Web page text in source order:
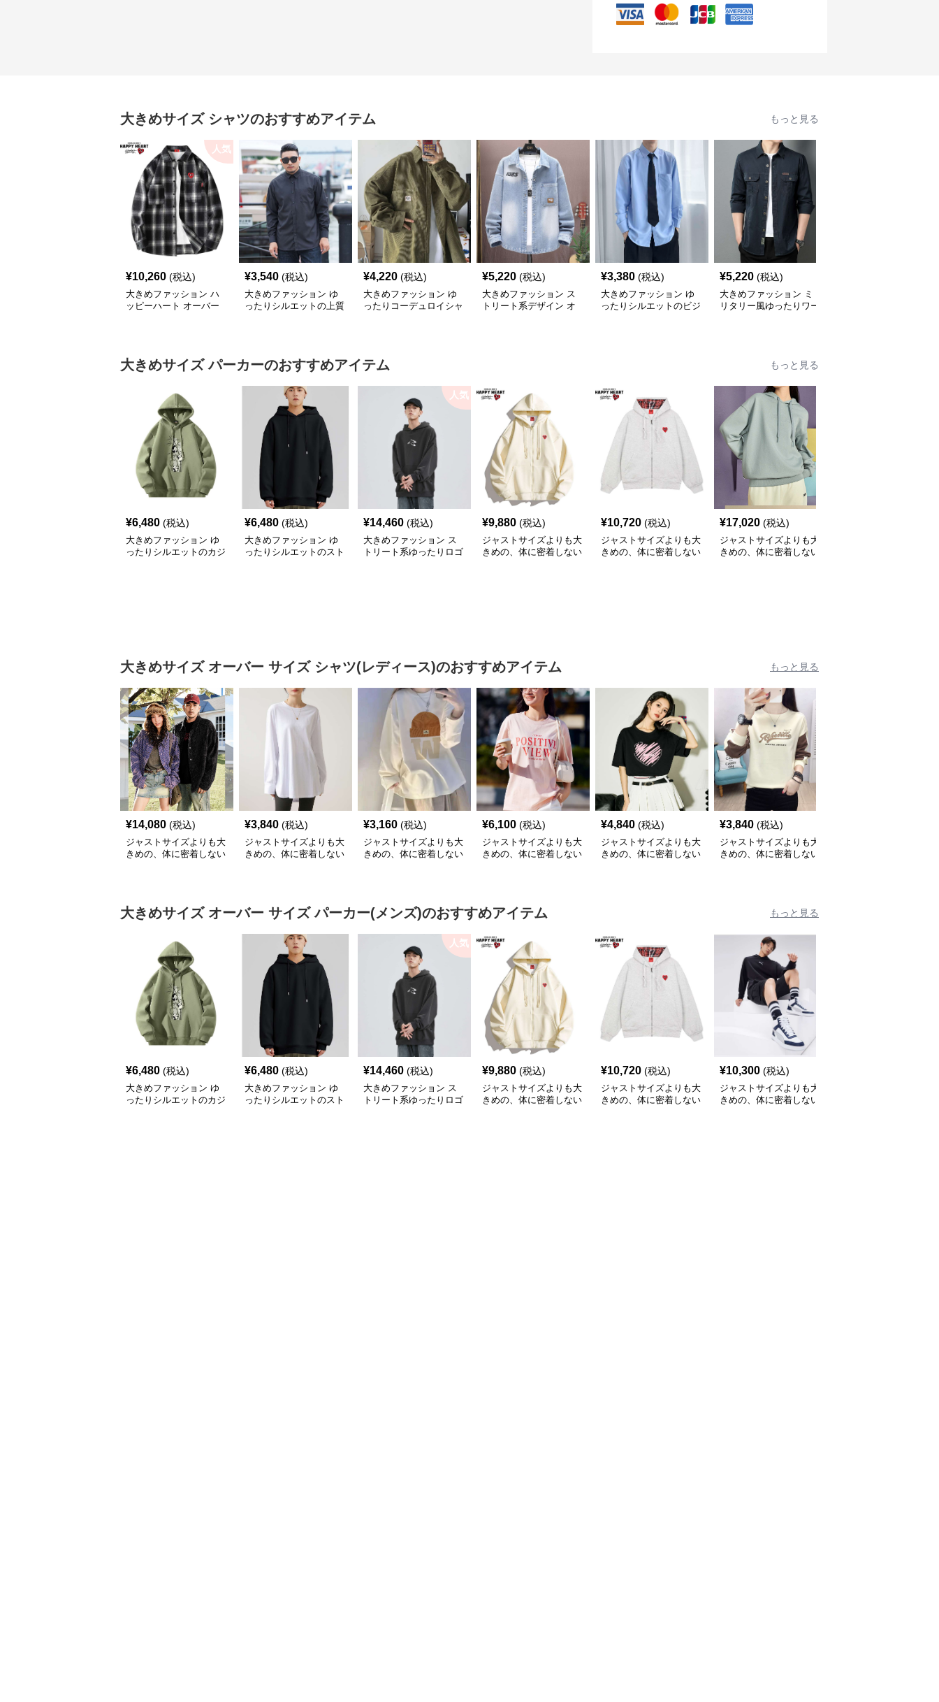
大きめサイズ シャツのおすすめアイテム もっと見る
人気
¥10,260 (税込)
大きめファッション ハ
ッピーハート オーバー
¥3,540 (税込)
大きめファッション ゆ
ったりシルエットの上質
¥4,220 (税込)
大きめファッション ゆ
ったりコーデュロイシャ
¥5,220 (税込)
大きめファッション ス
トリート系デザイン オ
¥3,380 (税込)
大きめファッション ゆ
ったりシルエットのビジ
¥5,220 (税込)
大きめファッション ミ
リタリー風ゆったりワー
大きめサイズ パーカーのおすすめアイテム もっと見る
¥6,480 (税込)
大きめファッション ゆ
ったりシルエットのカジ
¥6,480 (税込)
大きめファッション ゆ
ったりシルエットのスト
人気
¥14,460 (税込)
大きめファッション ス
トリート系ゆったりロゴ
¥9,880 (税込)
ジャストサイズよりも大
きめの、体に密着しない
¥10,720 (税込)
ジャストサイズよりも大
きめの、体に密着しない
¥17,020 (税込)
ジャストサイズよりも大
きめの、体に密着しない
大きめサイズ オーバー サイズ シャツ(レディース)のおすすめアイテム もっと見る
¥14,080 (税込)
ジャストサイズよりも大
きめの、体に密着しない
¥3,840 (税込)
ジャストサイズよりも大
きめの、体に密着しない
¥3,160 (税込)
ジャストサイズよりも大
きめの、体に密着しない
¥6,100 (税込)
ジャストサイズよりも大
きめの、体に密着しない
¥4,840 (税込)
ジャストサイズよりも大
きめの、体に密着しない
¥3,840 (税込)
ジャストサイズよりも大
きめの、体に密着しない
大きめサイズ オーバー サイズ パーカー(メンズ)のおすすめアイテム もっと見る
¥6,480 (税込)
大きめファッション ゆ
ったりシルエットのカジ
¥6,480 (税込)
大きめファッション ゆ
ったりシルエットのスト
人気
¥14,460 (税込)
大きめファッション ス
トリート系ゆったりロゴ
¥9,880 (税込)
ジャストサイズよりも大
きめの、体に密着しない
¥10,720 (税込)
ジャストサイズよりも大
きめの、体に密着しない
¥10,300 (税込)
ジャストサイズよりも大
きめの、体に密着しない